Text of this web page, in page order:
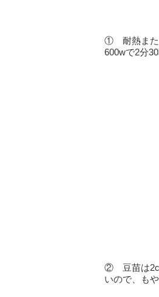
① 耐熱また
600wで2分
② 豆苗は
いので、も